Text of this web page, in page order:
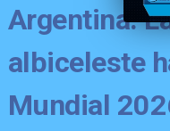
Argentina:
albiceleste
Mundial